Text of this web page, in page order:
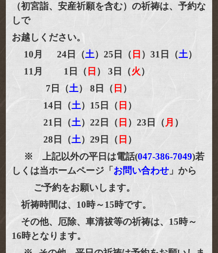
（初宮詣、安産祈願を含む）の祈祷は、予約な
しで
お越しください。
10月 24日（土）25日（ 日 ）31日（土）
11月 1日（ 日 ） 3日（火）
7日（土） 8日（ 日 ）
14日（土）15日（ 日 ）
21日（土）22日（ 日 ） 23日（ 月 ）
28日（土）29日（ 日 ）
※ 上記以外の平日は電話(047-386-7049)若
しくは当ホームページ「 お問い合わせ 」から
ご予約をお願いします。
祈祷時間は、10時～15時です。
その他、厄除、車清祓等の祈祷は、15時～
16時となります。